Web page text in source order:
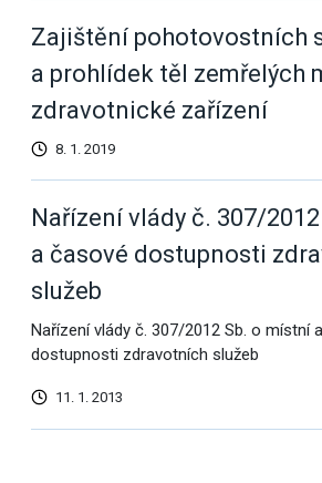
Zajištění pohotovostních
a prohlídek těl zemřelých
zdravotnické zařízení
8. 1. 2019
Nařízení vlády č. 307/
a časové dostupnosti
služeb
Nařízení vlády č. 307/2012 Sb. o místní
dostupnosti zdravotních služeb
11. 1. 2013